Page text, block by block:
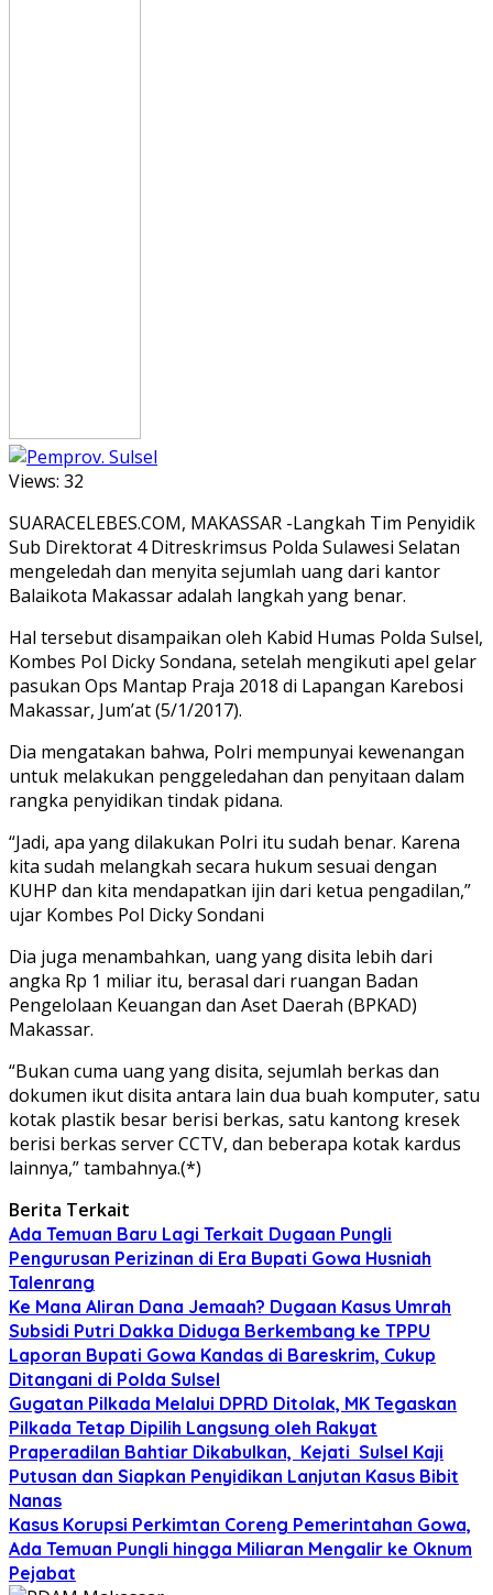
Views: 32
SUARACELEBES.COM, MAKASSAR -Langkah Tim Penyidik
Sub Direktorat 4 Ditreskrimsus Polda Sulawesi Selatan
mengeledah dan menyita sejumlah uang dari kantor
Balaikota Makassar adalah langkah yang benar.
Hal tersebut disampaikan oleh Kabid Humas Polda Sulsel,
Kombes Pol Dicky Sondana, setelah mengikuti apel gelar
pasukan Ops Mantap Praja 2018 di Lapangan Karebosi
Makassar, Jum’at (5/1/2017).
Dia mengatakan bahwa, Polri mempunyai kewenangan
untuk melakukan penggeledahan dan penyitaan dalam
rangka penyidikan tindak pidana.
“Jadi, apa yang dilakukan Polri itu sudah benar. Karena
kita sudah melangkah secara hukum sesuai dengan
KUHP dan kita mendapatkan ijin dari ketua pengadilan,”
ujar Kombes Pol Dicky Sondani
Dia juga menambahkan, uang yang disita lebih dari
angka Rp 1 miliar itu, berasal dari ruangan Badan
Pengelolaan Keuangan dan Aset Daerah (BPKAD)
Makassar.
“Bukan cuma uang yang disita, sejumlah berkas dan
dokumen ikut disita antara lain dua buah komputer, satu
kotak plastik besar berisi berkas, satu kantong kresek
berisi berkas server CCTV, dan beberapa kotak kardus
lainnya,” tambahnya.(*)
Berita Terkait
Ada Temuan Baru Lagi Terkait Dugaan Pungli
Pengurusan Perizinan di Era Bupati Gowa Husniah
Talenrang
Ke Mana Aliran Dana Jemaah? Dugaan Kasus Umrah
Subsidi Putri Dakka Diduga Berkembang ke TPPU
Laporan Bupati Gowa Kandas di Bareskrim, Cukup
Ditangani di Polda Sulsel
Gugatan Pilkada Melalui DPRD Ditolak, MK Tegaskan
Pilkada Tetap Dipilih Langsung oleh Rakyat
Praperadilan Bahtiar Dikabulkan, Kejati Sulsel Kaji
Putusan dan Siapkan Penyidikan Lanjutan Kasus Bibit
Nanas
Kasus Korupsi Perkimtan Coreng Pemerintahan Gowa,
Ada Temuan Pungli hingga Miliaran Mengalir ke Oknum
Pejabat